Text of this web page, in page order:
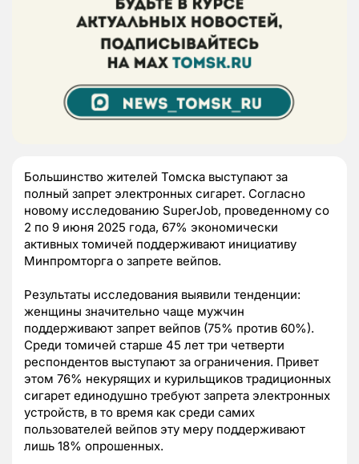
Большинство жителей Томска выступают за
полный запрет электронных сигарет. Согласно
новому исследованию SuperJob, проведенному со
2 по 9 июня 2025 года, 67% экономически
активных томичей поддерживают инициативу
Минпромторга о запрете вейпов.
Результаты исследования выявили тенденции:
женщины значительно чаще мужчин
поддерживают запрет вейпов (75% против 60%).
Среди томичей старше 45 лет три четверти
респондентов выступают за ограничения. Привет
этом 76% некурящих и курильщиков традиционных
сигарет единодушно требуют запрета электронных
устройств, в то время как среди самих
пользователей вейпов эту меру поддерживают
лишь 18% опрошенных.